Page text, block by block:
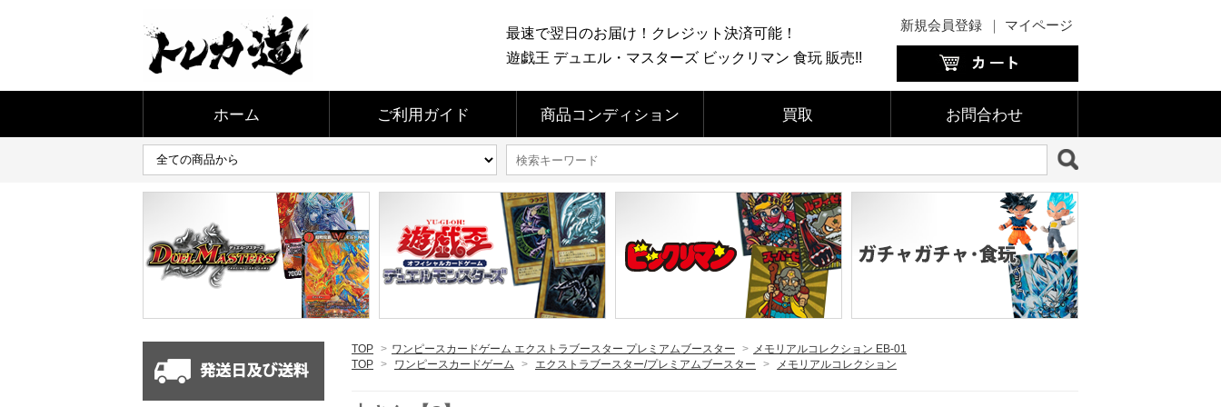
最速で翌日のお届け！クレジット決済可能！
遊戯王 デュエル・マスターズ ビックリマン 食玩 販売!!
新規会員登録 ｜ マイページ
ホーム ご利用ガイド 商品コンディション 買取 お問合わせ
TOP > ワンピースカードゲーム エクストラブースター プレミアムブースター > メモリアルコレクション EB-01
TOP > ワンピースカードゲーム > エクストラブースター/プレミアムブースター > メモリアルコレクション